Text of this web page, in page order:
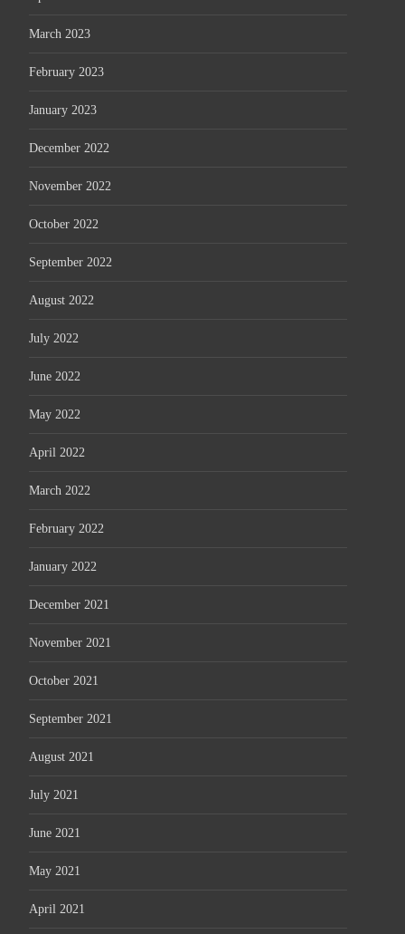
March 2023
February 2023
January 2023
December 2022
November 2022
October 2022
September 2022
August 2022
July 2022
June 2022
May 2022
April 2022
March 2022
February 2022
January 2022
December 2021
November 2021
October 2021
September 2021
August 2021
July 2021
June 2021
May 2021
April 2021